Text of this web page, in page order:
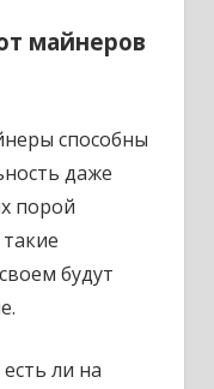
майнеров
способны
даже
порой
будут
ли на